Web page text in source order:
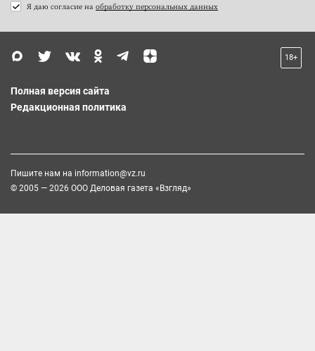
Я даю согласие на обработку персональных данных
18+
Полная версия сайта
Редакционная политика
Пишите нам на information@vz.ru
© 2005 — 2026 ООО Деловая газета «Взгляд»